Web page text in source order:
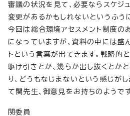
審議の状況を見て、必要ならスケジ
変更があるかもしれないというふう
今回は総合環境アセスメント制度の
になっていますが、資料の中には盛
トという言葉が出てきます。戦略的
駆け引きとか、幾らか出し抜くとか
り、どうもなじまないという感じが
て関先生、御意見をお持ちのようで
関委員